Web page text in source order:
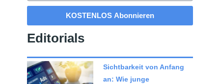
KOSTENLOS Abonnieren
Editorials
Sichtbarkeit von Anfang
an: Wie junge